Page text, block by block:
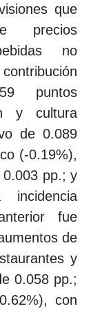
que
precios
no
puntos
y cultura
de 0.089
(-0.19%),
0.003 pp.; y
fue
de
y
0.058 pp.;
con